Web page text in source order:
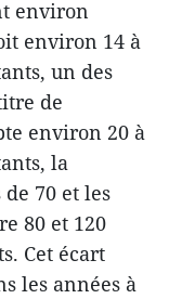
environ
environ 14 à
un des
de
environ 20 à
la
70 et les
80 et 120
Cet écart
les années à